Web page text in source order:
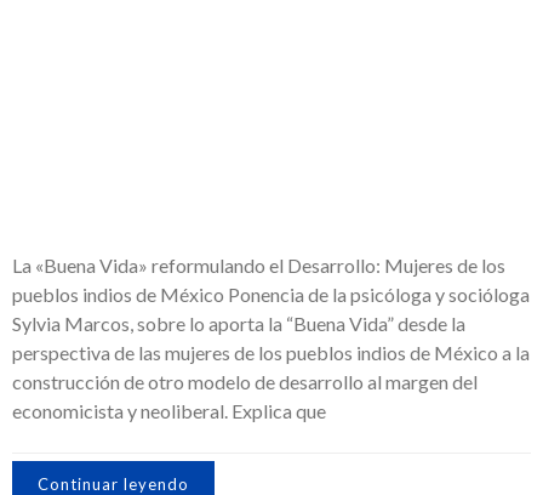
La «Buena Vida» reformulando el Desarrollo: Mujeres de los
pueblos indios de México Ponencia de la psicóloga y socióloga
Sylvia Marcos, sobre lo aporta la “Buena Vida” desde la
perspectiva de las mujeres de los pueblos indios de México a la
construcción de otro modelo de desarrollo al margen del
economicista y neoliberal. Explica que
Continuar leyendo